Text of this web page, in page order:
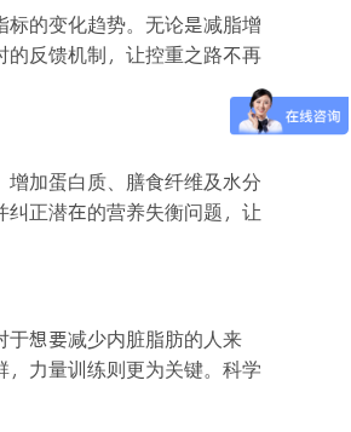
的变化趋势。无论是减脂增
反馈机制，让控重之路不再
加蛋白质、膳食纤维及水分
正潜在的营养失衡问题，让
想要减少内脏脂肪的人来
力量训练则更为关键。科学